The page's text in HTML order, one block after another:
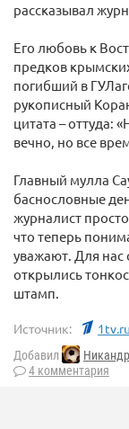
рассказывал
Его любовь к
предков
погибший в
рукописный
цитата – оттуда:
вечно, но все
Главный мулла
баснословные
журналист
что теперь
уважают. Для нас
открылись
штамп.
Источник:
Добавил
4 комментария